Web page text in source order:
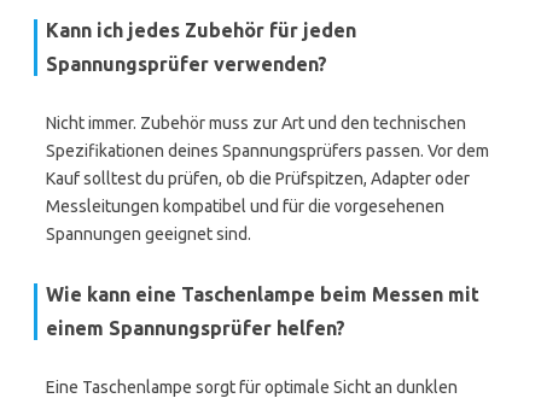
Kann ich jedes Zubehör für jeden
Spannungsprüfer verwenden?
Nicht immer. Zubehör muss zur Art und den technischen
Spezifikationen deines Spannungsprüfers passen. Vor dem
Kauf solltest du prüfen, ob die Prüfspitzen, Adapter oder
Messleitungen kompatibel und für die vorgesehenen
Spannungen geeignet sind.
Wie kann eine Taschenlampe beim Messen mit
einem Spannungsprüfer helfen?
Eine Taschenlampe sorgt für optimale Sicht an dunklen